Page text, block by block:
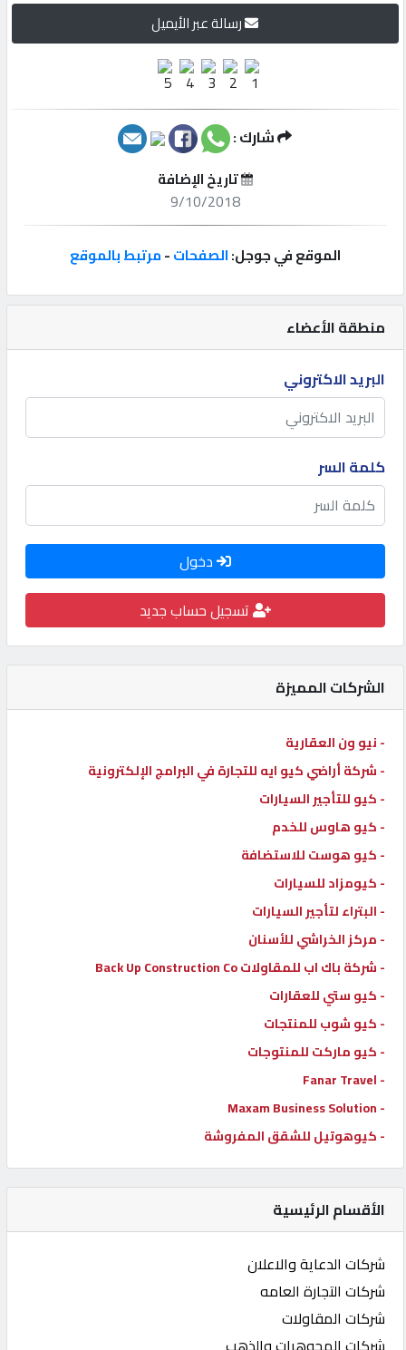
مميزة
إبحث
إعلانات
المنتدى
كيو
مزاد
كيو
نمبر
كارز
كيو
ماركت
القطري
POWERED
QHOST
منطقة الأعضاء
البريد الاكتروني
كلمة السر
دخول
تسجيل حساب جديد
الشركات المميزة
- نيو ون العقارية
- شركة أراضي كيو ايه للتجارة في البرامج الإلكترونية
- كيو للتأجير السيارات
- كيو هاوس للخدم
- كيو هوست للاستضافة
- كيومزاد للسيارات
- البتراء لتأجير السيارات
- مركز الخراشي للأسنان
- شركة باك اب للمقاولات Back Up Construction Co
- كيو ستي للعقارات
- كيو شوب للمنتجات
- كيو ماركت للمنتوجات
- Fanar Travel
- Maxam Business Solution
- كيوهوتيل للشقق المفروشة
الأقسام الرئيسية
شركات الدعاية والاعلان
شركات التجارة العامه
شركات المقاولات
رسالة عبر الأيميل
شارك :
تاريخ الإضافة
9/10/2018
الموقع في جوجل:الصفحات-مرتبط بالموقع